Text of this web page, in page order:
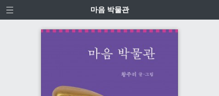
마음 박물관